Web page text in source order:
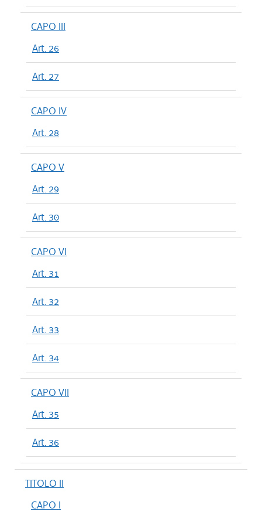
CAPO III
Art. 26
Art. 27
CAPO IV
Art. 28
CAPO V
Art. 29
Art. 30
CAPO VI
Art. 31
Art. 32
Art. 33
Art. 34
CAPO VII
Art. 35
Art. 36
TITOLO II
CAPO I